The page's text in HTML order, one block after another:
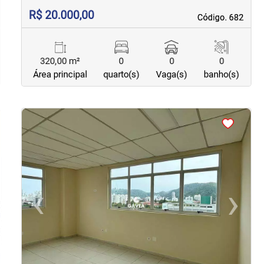
Código. 682
Código. 682
R$ 20.000,00
320,00 m²
Área principal
0
quarto(s)
0
Vaga(s)
0
banho(s)
< <<<
‹Previous ›
Next